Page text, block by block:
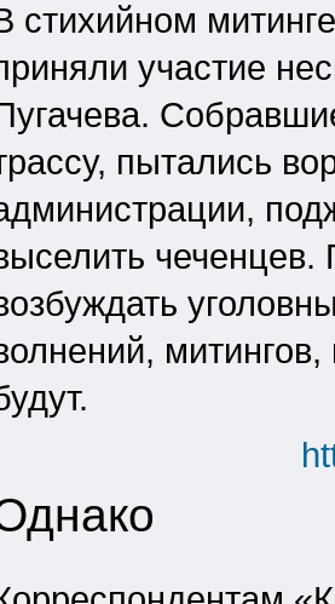
стихийном
участие
пытались
чеченцев.